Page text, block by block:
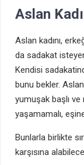
Aslan
Aslan kadını,
da sadakat
Kendisi
bunu bekler.
yumuşak başlı ve
yaşamamalı,
Bunlarla birlikte
karşısına